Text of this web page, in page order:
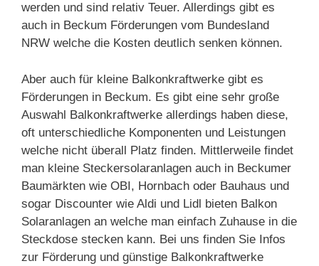
werden und sind relativ Teuer. Allerdings gibt es
auch in Beckum Förderungen vom Bundesland
NRW welche die Kosten deutlich senken können.
Aber auch für kleine Balkonkraftwerke gibt es
Förderungen in Beckum. Es gibt eine sehr große
Auswahl Balkonkraftwerke allerdings haben diese,
oft unterschiedliche Komponenten und Leistungen
welche nicht überall Platz finden. Mittlerweile findet
man kleine Steckersolaranlagen auch in Beckumer
Baumärkten wie OBI, Hornbach oder Bauhaus und
sogar Discounter wie Aldi und Lidl bieten Balkon
Solaranlagen an welche man einfach Zuhause in die
Steckdose stecken kann. Bei uns finden Sie Infos
zur Förderung und günstige Balkonkraftwerke